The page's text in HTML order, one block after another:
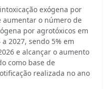
exógena por
aumentar o número de
por agrotóxicos em
2027, sendo 5% em
e alcançar o aumento
como base de
realizada no ano